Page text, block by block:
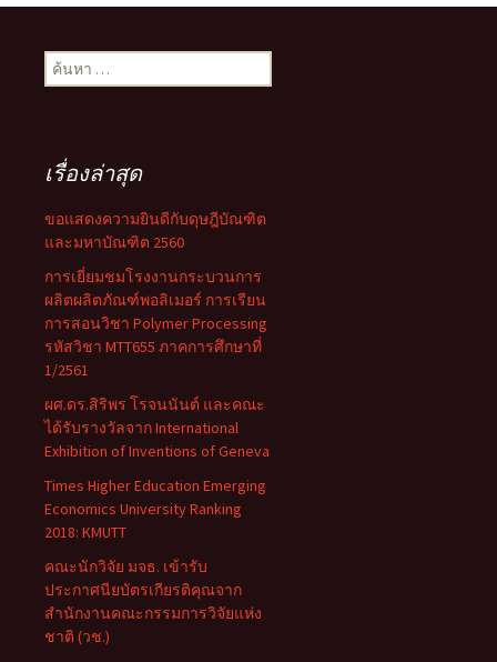
ค้นหา
สำหรับ:
เรื่องล่าสุด
ขอแสดงความยินดีกับดุษฎีบัณฑิต
และมหาบัณฑิต 2560
การเยี่ยมชมโรงงานกระบวนการ
ผลิตผลิตภัณฑ์พอลิเมอร์ การเรียน
การสอนวิชา Polymer Processing
รหัสวิชา MTT655 ภาคการศึกษาที่
1/2561
ผศ.ดร.สิริพร โรจนนันต์ และคณะ
ได้รับรางวัลจาก International
Exhibition of Inventions of Geneva
Times Higher Education Emerging
Economics University Ranking
2018: KMUTT
คณะนักวิจัย มจธ. เข้ารับ
ประกาศนียบัตรเกียรติคุณจาก
สำนักงานคณะกรรมการวิจัยแห่ง
ชาติ (วช.)